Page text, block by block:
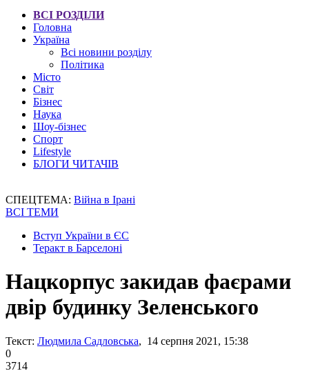
ВСІ РОЗДІЛИ
Головна
Україна
Всі новини розділу
Політика
Місто
Світ
Бізнес
Наука
Шоу-бізнес
Спорт
Lifestyle
БЛОГИ ЧИТАЧІВ
СПЕЦТЕМА: Війна в Ірані
ВСІ ТЕМИ
Вступ України в ЄС
Теракт в Барселоні
Нацкорпус закидав фаєрами
двір будинку Зеленського
Текст: Людмила Садловська, 14 серпня 2021, 15:38
0
3714